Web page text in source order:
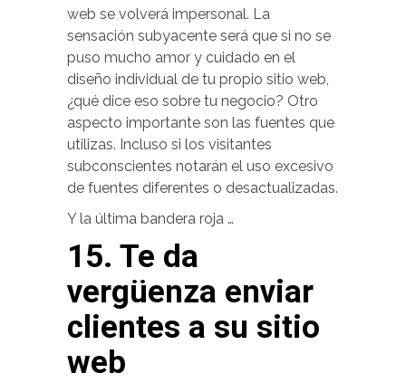
web se volverá impersonal. La
sensación subyacente será que si no se
puso mucho amor y cuidado en el
diseño individual de tu propio sitio web,
¿qué dice eso sobre tu negocio? Otro
aspecto importante son las fuentes que
utilizas. Incluso si los visitantes
subconscientes notarán el uso excesivo
de fuentes diferentes o desactualizadas.
Y la última bandera roja …
15. Te da
vergüenza enviar
clientes a su sitio
web